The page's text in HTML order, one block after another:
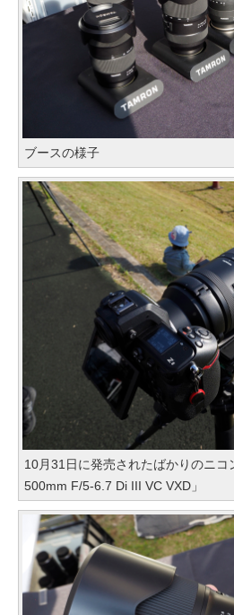
ブースの様子
10月31日に発売されたばかりのニ
500mm F/5-6.7 Di III VC VXD」